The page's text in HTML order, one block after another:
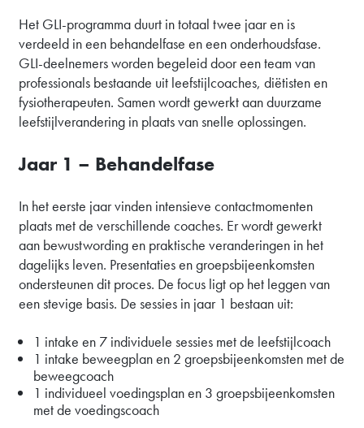
Het GLI-programma duurt in totaal twee jaar en is
verdeeld in een behandelfase en een onderhoudsfase.
GLI-deelnemers worden begeleid door een team van
professionals bestaande uit leefstijlcoaches, diëtisten en
fysiotherapeuten. Samen wordt gewerkt aan duurzame
leefstijlverandering in plaats van snelle oplossingen.
Jaar 1 – Behandelfase
In het eerste jaar vinden intensieve contactmomenten
plaats met de verschillende coaches. Er wordt gewerkt
aan bewustwording en praktische veranderingen in het
dagelijks leven. Presentaties en groepsbijeenkomsten
ondersteunen dit proces. De focus ligt op het leggen van
een stevige basis. De sessies in jaar 1 bestaan uit:
1 intake en 7 individuele sessies met de leefstijlcoach
1 intake beweegplan en 2 groepsbijeenkomsten met de
beweegcoach
1 individueel voedingsplan en 3 groepsbijeenkomsten
met de voedingscoach